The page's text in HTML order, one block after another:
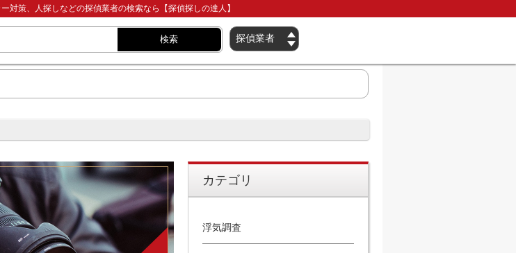
対策、人探しなどの探偵業者の検索なら【探偵探しの達人】
検索
カテゴリ
浮気調査